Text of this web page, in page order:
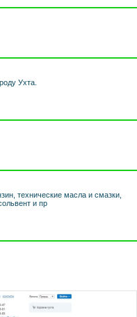
Ухта.
технические масла и смазки,
и пр